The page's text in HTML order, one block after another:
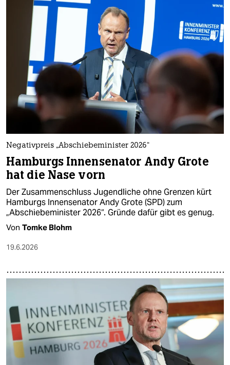
Negativpreis „Abschiebeminister 2026“
Hamburgs Innensenator Andy Grote
hat die Nase vorn
Der Zusammenschluss Jugendliche ohne Grenzen kürt
Hamburgs Innensenator Andy Grote (SPD) zum
„Abschiebeminister 2026“. Gründe dafür gibt es genug.
Von Tomke Blohm
19.6.2026